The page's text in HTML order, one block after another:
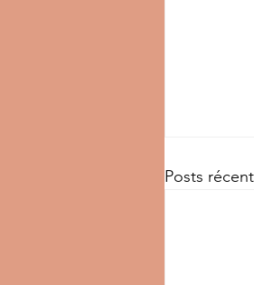
Posts